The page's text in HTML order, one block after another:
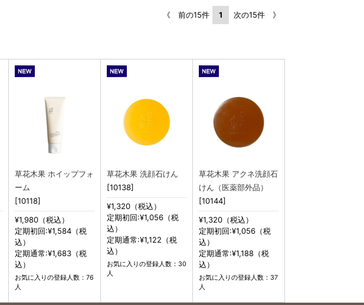
《 前の15件 1 次の15件 》
草花木果 ホイップフォ
ーム
[10118]
¥1,980（税込）
定期初回:¥1,584（税
込）
定期通常:¥1,683（税
込）
お気に入りの登録人数：76
人
草花木果 洗顔石けん
[10138]
¥1,320（税込）
定期初回:¥1,056（税
込）
定期通常:¥1,122（税
込）
お気に入りの登録人数：30
人
草花木果 アクネ洗顔石
けん（医薬部外品）
[10144]
¥1,320（税込）
定期初回:¥1,056（税
込）
定期通常:¥1,188（税
込）
お気に入りの登録人数：37
人